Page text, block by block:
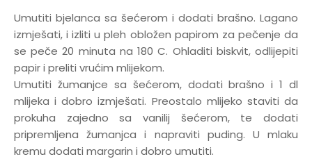
Umutiti bjelanca sa šećerom i dodati brašno. Lagano
izmješati, i izliti u pleh obložen papirom za pečenje da
se peče 20 minuta na 180 C. Ohladiti biskvit, odlijepiti
papir i preliti vrućim mlijekom.
Umutiti žumanjce sa šećerom, dodati brašno i 1 dl
mlijeka i dobro izmješati. Preostalo mlijeko staviti da
prokuha zajedno sa vanilij šećerom, te dodati
pripremljena žumanjca i napraviti puding. U mlaku
kremu dodati margarin i dobro umutiti.